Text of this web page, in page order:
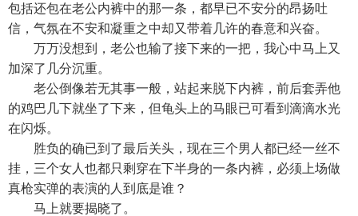
包括还包在老公内裤中的那一条，都早已不安分的昂扬吐
信，气氛在不安和凝重之中却又带着几许的春意和兴奋。
万万没想到，老公也输了接下来的一把，我心中马上又
加深了几分沉重。
老公倒像若无其事一般，站起来脱下内裤，前后套弄他
的鸡巴几下就坐了下来，但龟头上的马眼已可看到滴滴水光
在闪烁。
胜负的确已到了最后关头，现在三个男人都已经一丝不
挂，三个女人也都只剩穿在下半身的一条内裤，必须上场做
真枪实弹的表演的人到底是谁？
马上就要揭晓了。